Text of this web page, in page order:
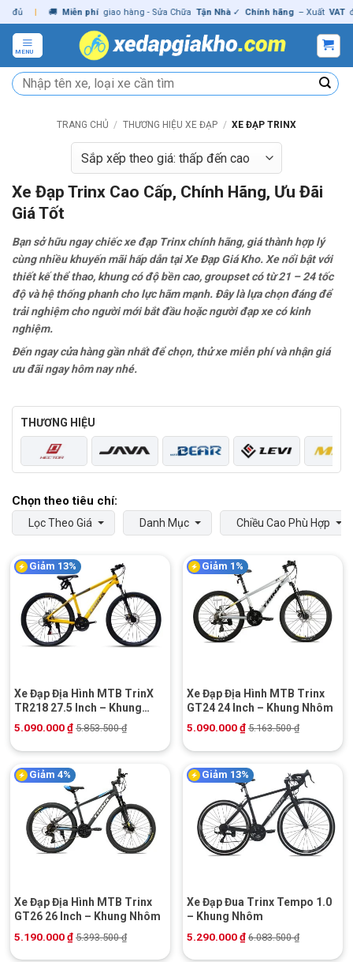
Skip
to
content
🚚 Miễn phí giao hàng - Sửa Chữa Tận Nhà ✓ Chính hãng – Xuất VAT đầy đủ
MENU
Tìm
kiếm:
TRANG CHỦ / THƯƠNG HIỆU XE ĐẠP / XE ĐẠP TRINX
Xe Đạp Trinx Cao Cấp, Chính Hãng, Ưu Đãi
Giá Tốt
Bạn sở hữu ngay chiếc xe đạp Trinx chính hãng, giá thành hợp lý
cùng nhiều khuyến mãi hấp dẫn tại Xe Đạp Giá Kho. Xe nổi bật với
thiết kế thể thao, khung có độ bền cao, groupset có từ 21 – 24 tốc
độ và hệ thống phanh cho lực hãm mạnh. Đây là lựa chọn đáng để
trải nghiệm cho người mới bắt đầu hoặc người đạp xe có kinh
nghiệm.
Đến ngay cửa hàng gần nhất để chọn, thử xe miễn phí và nhận giá
ưu đãi ngay hôm nay nhé.
THƯƠNG HIỆU
Lọc Theo Giá Danh Mục Chiều Cao Phù Hợp
Giảm 13%
Xe Đạp Địa Hình MTB TrinX
TR218 27.5 Inch – Khung
Nhôm | Shimano
5.090.000₫ 5.853.500₫
Giảm 1%
Xe Đạp Địa Hình MTB Trinx
GT24 24 Inch – Khung Nhôm
5.090.000₫ 5.163.500₫
Giảm 4%
Xe Đạp Địa Hình MTB Trinx
GT26 26 Inch – Khung Nhôm
5.190.000₫ 5.393.500₫
Giảm 13%
Xe Đạp Đua Trinx Tempo 1.0
– Khung Nhôm
5.290.000₫ 6.083.500₫